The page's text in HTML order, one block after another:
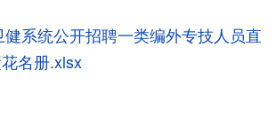
系统公开招聘一类编外专技人员直
名册.xlsx